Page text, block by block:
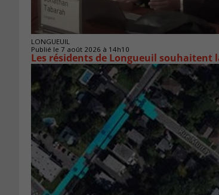
LONGUEUIL
Publié le 7 août 2026 à 14h10
Les résidents de Longueuil souhaitent